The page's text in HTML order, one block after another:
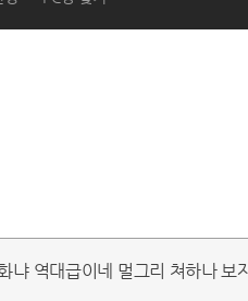
냐 역대급이네 멀그리 쳐하나 보